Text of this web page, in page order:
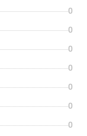
0
0
0
0
0
0
0